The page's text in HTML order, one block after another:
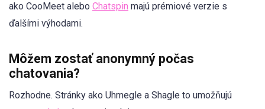
ako CooMeet alebo Chatspin majú prémiové verzie s
ďalšími výhodami.
Môžem zostať anonymný počas
chatovania?
Rozhodne. Stránky ako Uhmegle a Shagle to umožňujú